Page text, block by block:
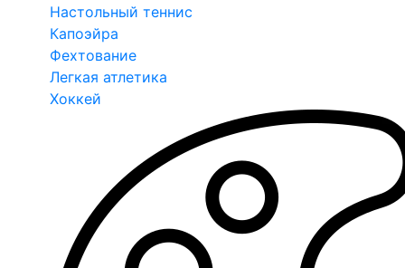
Настольный теннис
Капоэйра
Фехтование
Легкая атлетика
Хоккей